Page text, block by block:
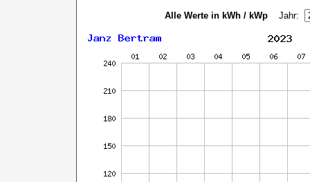
Alle Werte in kWh / kWpJahr: